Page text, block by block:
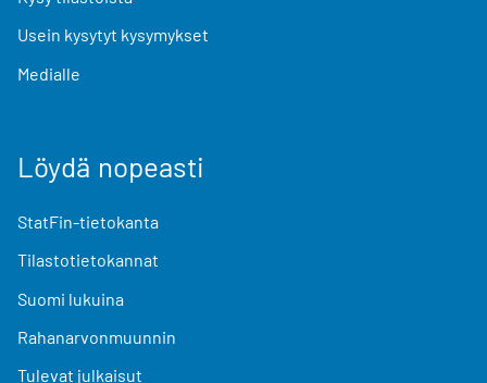
Usein kysytyt kysymykset
Medialle
Löydä nopeasti
StatFin-tietokanta
Tilastotietokannat
Suomi lukuina
Rahanarvonmuunnin
Tulevat julkaisut